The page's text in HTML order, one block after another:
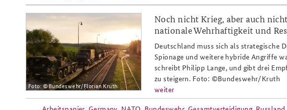
arbeitspapier_1-
Foto: ©Bundeswehr/Florian Kruth
Noch nicht Krieg, aber auch
nationale Wehrhaftigkeit und
Deutschland muss sich als strategische
Spionage und weitere hybride Angriffe
schreibt Philipp Lange, und gibt drei
zu steigern. Foto: ©Bundeswehr/Kruth
weiter